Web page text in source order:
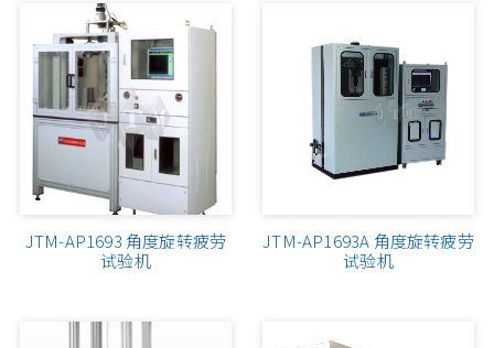
纺织试验机系列
橡塑胶试验机系列
制鞋皮革试验机系列
金属材料试验机系列
纸器包装试验机系列
电线电缆电工器材系列
JTM-AP1693 角度旋转疲劳
试验机
JTM-AP1693A 角度旋转疲劳
试验机